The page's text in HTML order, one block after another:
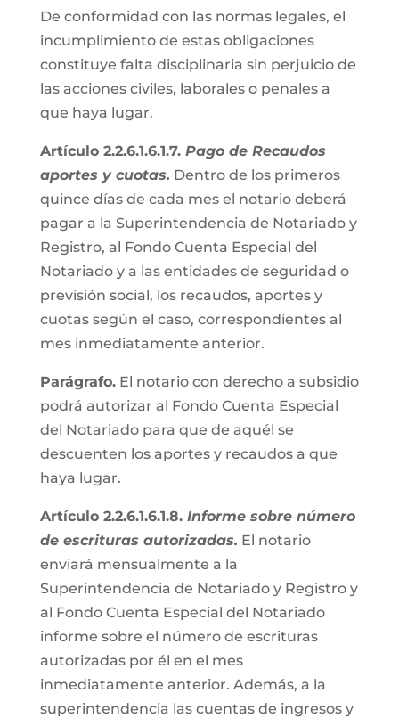
De conformidad con las normas legales, el
incumplimiento de estas obligaciones
constituye falta disciplinaria sin perjuicio de
las acciones civiles, laborales o penales a
que haya lugar.
Artículo 2.2.6.1.6.1.7. Pago de Recaudos
aportes y cuotas. Dentro de los primeros
quince días de cada mes el notario deberá
pagar a la Superintendencia de Notariado y
Registro, al Fondo Cuenta Especial del
Notariado y a las entidades de seguridad o
previsión social, los recaudos, aportes y
cuotas según el caso, correspondientes al
mes inmediatamente anterior.
Parágrafo.El notario con derecho a subsidio
podrá autorizar al Fondo Cuenta Especial
del Notariado para que de aquél se
descuenten los aportes y recaudos a que
haya lugar.
Artículo 2.2.6.1.6.1.8. Informe sobre número
de escrituras autorizadas. El notario
enviará mensualmente a la
Superintendencia de Notariado y Registro y
al Fondo Cuenta Especial del Notariado
informe sobre el número de escrituras
autorizadas por él en el mes
inmediatamente anterior. Además, a la
superintendencia las cuentas de ingresos y